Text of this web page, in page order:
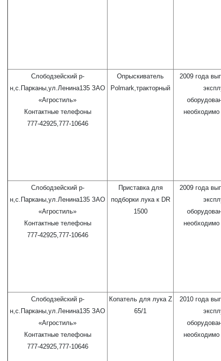
Слободзейский р-
н,с.Парканы,ул.Ленина135 ЗАО
«Агростиль»
Контактные телефоны
777-42925,777-10646
Опрыскиватель
Polmark,тракторный
2009 года
Слободзейский р-
н,с.Парканы,ул.Ленина135 ЗАО
«Агростиль»
Контактные телефоны
777-42925,777-10646
Приставка для
подборки лука к DR
1500
2009 года
Слободзейский р-
н,с.Парканы,ул.Ленина135 ЗАО
«Агростиль»
Контактные телефоны
777-42925,777-10646
Копатель для лука Z
65/1
2010 года